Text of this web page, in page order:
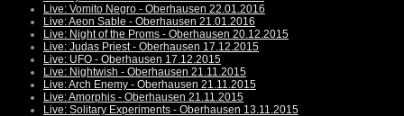
Live: Vomito Negro - Oberhausen 22.01.2016
Live: Aeon Sable - Oberhausen 21.01.2016
Live: Night of the Proms - Oberhausen 20.12.2015
Live: Judas Priest - Oberhausen 17.12.2015
Live: UFO - Oberhausen 17.12.2015
Live: Nightwish - Oberhausen 21.11.2015
Live: Arch Enemy - Oberhausen 21.11.2015
Live: Amorphis - Oberhausen 21.11.2015
Live: Solitary Experiments - Oberhausen 13.11.2015